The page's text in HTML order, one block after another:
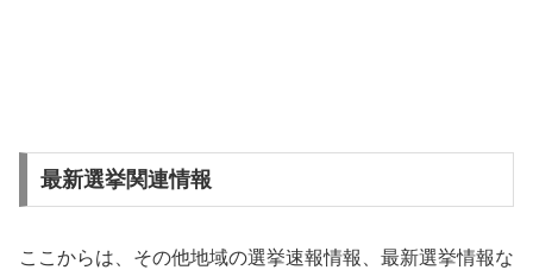
最新選挙関連情報
ここからは、その他地域の選挙速報情報、最新選挙情報な